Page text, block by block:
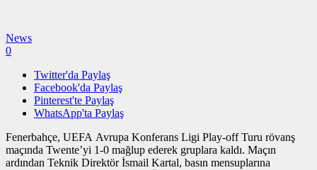
News
0
Twitter'da Paylaş
Facebook'da Paylaş
Pinterest'te Paylaş
WhatsApp'ta Paylaş
Fenerbahçe, UEFA Avrupa Konferans Ligi Play-off Turu rövanş
maçında Twente’yi 1-0 mağlup ederek gruplara kaldı. Maçın
ardından Teknik Direktör İsmail Kartal, basın mensuplarına